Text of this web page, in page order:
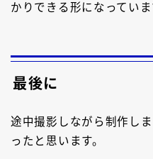
かりできる形になっていま
最後に
途中撮影しながら制作し
ったと思います。